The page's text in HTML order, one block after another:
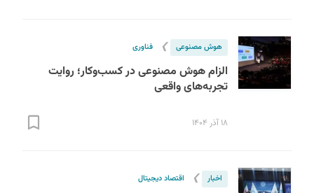
هوش مصنوعی ❯ فناوری
الزام هوش مصنوعی در کسب‌وکار؛ روایت
تجربه‌های واقعی
۱۸ آذر ۱۴۰۴
اخبار ❯ اقتصاد دیجیتال